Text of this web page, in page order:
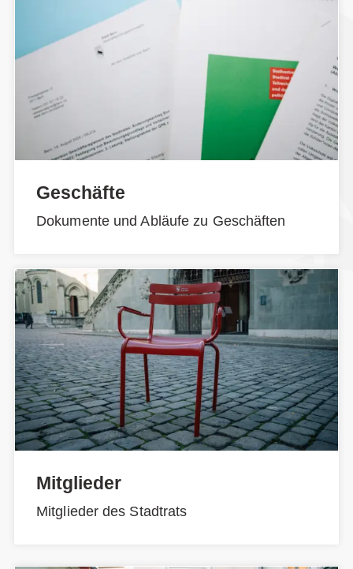
Geschäfte
Dokumente und Abläufe zu Geschäften
Mitglieder
Mitglieder des Stadtrats